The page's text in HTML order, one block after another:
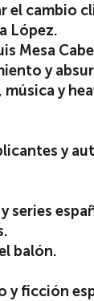
el cambio
López.
Mesa
y
y
y
series
balón.
y ficción